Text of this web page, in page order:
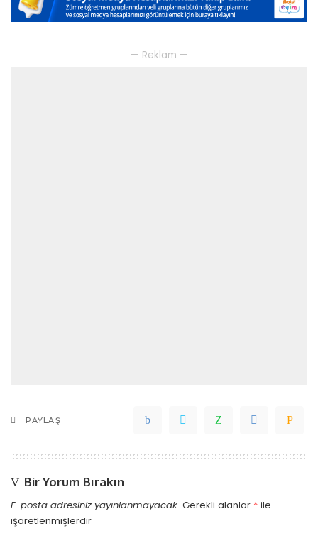
— Reklam —
PAYLAŞ
Bir Yorum Bırakın
E-posta adresiniz yayınlanmayacak. Gerekli alanlar * ile
işaretlenmişlerdir